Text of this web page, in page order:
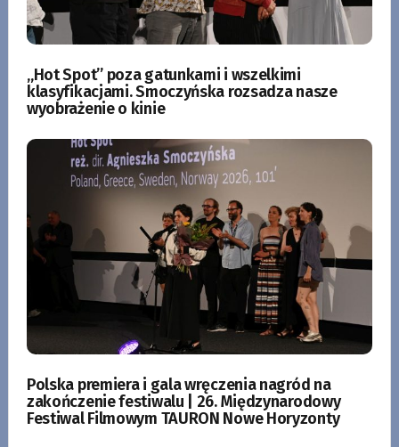
„Hot Spot” poza gatunkami i wszelkimi
klasyfikacjami. Smoczyńska rozsadza nasze
wyobrażenie o kinie
Polska premiera i gala wręczenia nagród na
zakończenie festiwalu | 26. Międzynarodowy
Festiwal Filmowym TAURON Nowe Horyzonty